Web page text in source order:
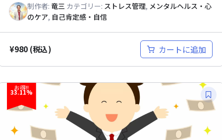
制作者: 竜三 カテゴリー: ストレス管理, メンタルヘルス・心
のケア, 自己肯定感・自信
¥980 (税込) カートに追加
お得!!
33.11%